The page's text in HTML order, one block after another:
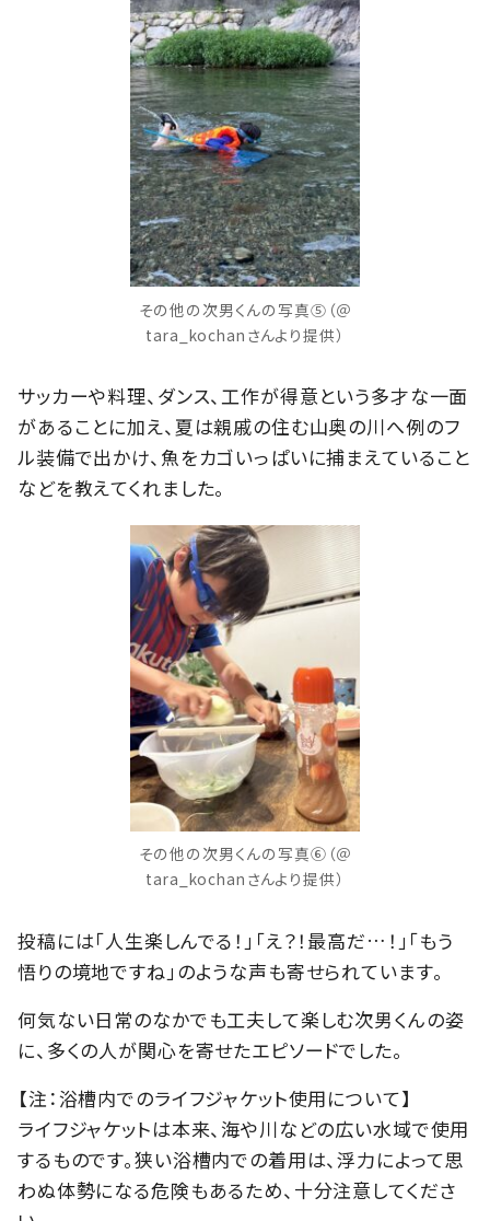
その他の次男くんの写真⑤（＠
tara_kochanさんより提供）
サッカーや料理、ダンス、工作が得意という多才な一面
があることに加え、夏は親戚の住む山奥の川へ例のフ
ル装備で出かけ、魚をカゴいっぱいに捕まえていること
などを教えてくれました。
その他の次男くんの写真⑥（＠
tara_kochanさんより提供）
投稿には「人生楽しんでる！」「え？！最高だ…！」「もう
悟りの境地ですね」のような声も寄せられています。
何気ない日常のなかでも工夫して楽しむ次男くんの姿
に、多くの人が関心を寄せたエピソードでした。
【注：浴槽内でのライフジャケット使用について】
ライフジャケットは本来、海や川などの広い水域で使用
するものです。狭い浴槽内での着用は、浮力によって思
わぬ体勢になる危険もあるため、十分注意してくださ